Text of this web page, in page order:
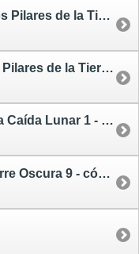
Una Columna de Fuego / Los Pilares de la Tierra 3 - tapa blanda
Las Tinieblas y el Alba / Los Pilares de la Tierra: Precuela - tapa blanda
Hasta que Caiga la Luna / La Caída Lunar 1 - tapa blanda - edición limitada
La Estación de Paso / La Torre Oscura 9 - cómic